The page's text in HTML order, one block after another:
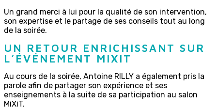
Un grand merci à lui pour la qualité de son intervention,
son expertise et le partage de ses conseils tout au long
de la soirée.
UN RETOUR ENRICHISSANT SUR
L’ÉVÉNEMENT MIXIT
Au cours de la soirée, Antoine RILLY a également pris la
parole afin de partager son expérience et ses
enseignements à la suite de sa participation au salon
MiXiT.